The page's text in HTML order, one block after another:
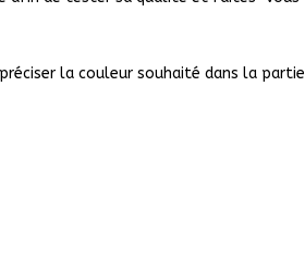
la couleur souhaité dans la partie